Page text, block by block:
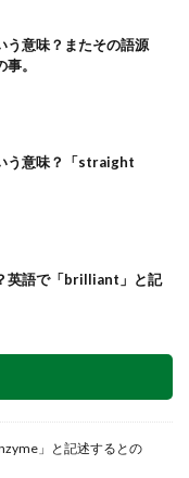
う意味？またその語源
。
う意味？「straight
英語で「brilliant」と記
」と記述するとの